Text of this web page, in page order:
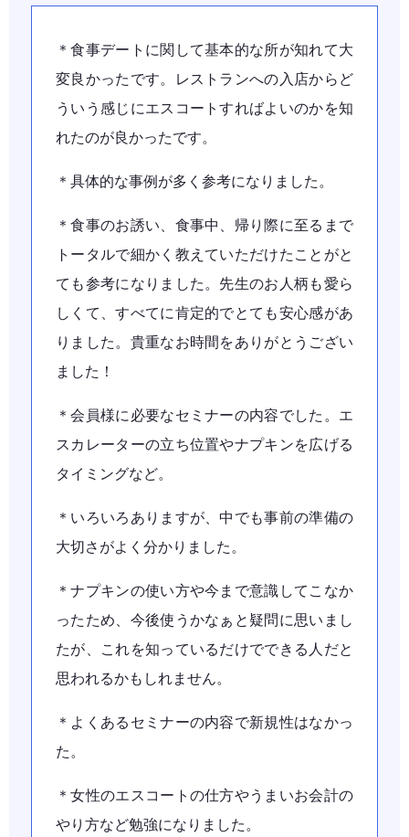
＊食事デートに関して基本的な所が知れて大
変良かったです。レストランへの入店からど
ういう感じにエスコートすればよいのかを知
れたのが良かったです。
＊具体的な事例が多く参考になりました。
＊食事のお誘い、食事中、帰り際に至るまで
トータルで細かく教えていただけたことがと
ても参考になりました。先生のお人柄も愛ら
しくて、すべてに肯定的でとても安心感があ
りました。貴重なお時間をありがとうござい
ました！
＊会員様に必要なセミナーの内容でした。エ
スカレーターの立ち位置やナプキンを広げる
タイミングなど。
＊いろいろありますが、中でも事前の準備の
大切さがよく分かりました。
＊ナプキンの使い方や今まで意識してこなか
ったため、今後使うかなぁと疑問に思いまし
たが、これを知っているだけでできる人だと
思われるかもしれません。
＊よくあるセミナーの内容で新規性はなかっ
た。
＊女性のエスコートの仕方やうまいお会計の
やり方など勉強になりました。